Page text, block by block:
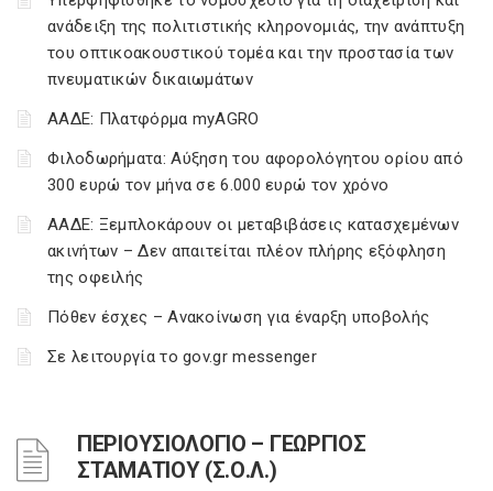
ανάδειξη της πολιτιστικής κληρονομιάς, την ανάπτυξη
του οπτικοακουστικού τομέα και την προστασία των
πνευματικών δικαιωμάτων
ΑΑΔΕ: Πλατφόρμα myAGRO
Φιλοδωρήματα: Αύξηση του αφορολόγητου ορίου από
300 ευρώ τον μήνα σε 6.000 ευρώ τον χρόνο
ΑΑΔΕ: Ξεμπλοκάρουν οι μεταβιβάσεις κατασχεμένων
ακινήτων – Δεν απαιτείται πλέον πλήρης εξόφληση
της οφειλής
Πόθεν έσχες – Ανακοίνωση για έναρξη υποβολής
Σε λειτουργία το gov.gr messenger
ΠΕΡΙΟΥΣΙΟΛΟΓΙΟ – ΓΕΩΡΓΙΟΣ
ΣΤΑΜΑΤΙΟΥ (Σ.Ο.Λ.)